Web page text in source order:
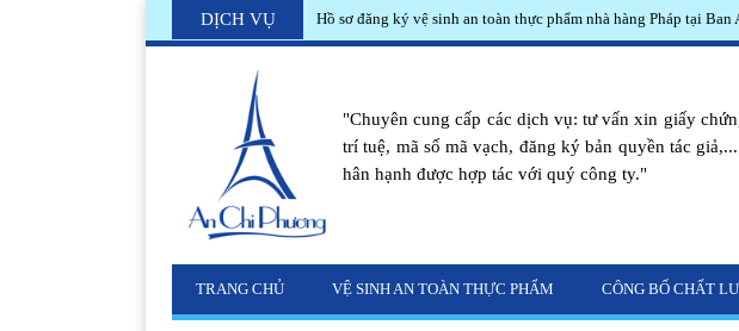
DỊCH VỤ Hồ sơ đăng ký vệ sinh an toàn thực phẩm nhà hàng Pháp tại Ban
"Chuyên cung cấp các dịch vụ: tư vấn xin giấy
trí tuệ, mã số mã vạch, đăng ký bản quyền tác
hân hạnh được hợp tác với quý công ty."
TRANG CHỦ VỆ SINH AN TOÀN THỰC PHẨM CÔNG BỐ CHẤT